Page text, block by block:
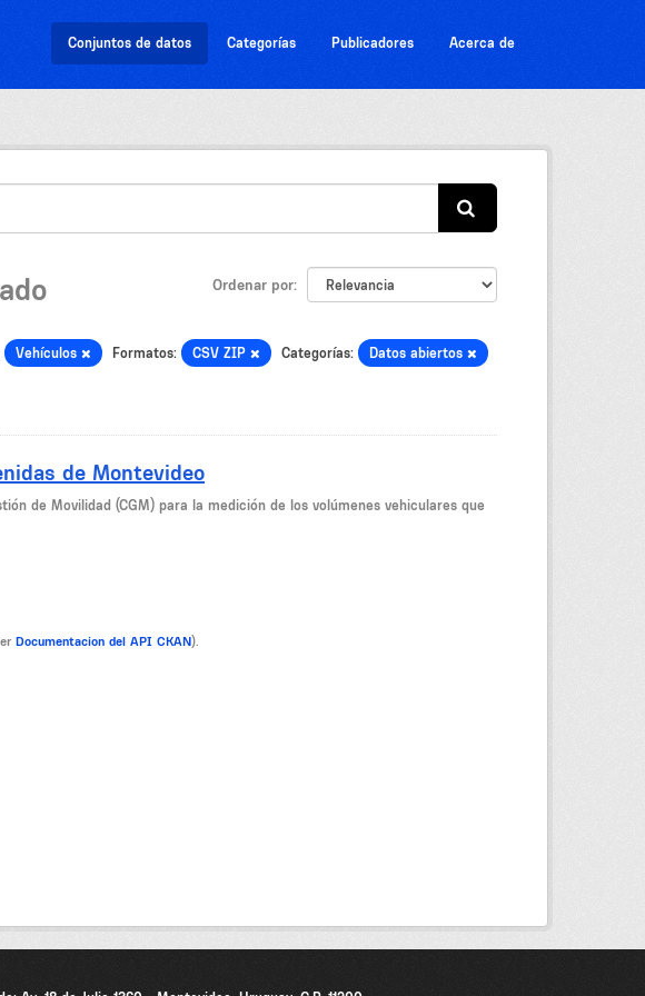
Conjuntos de datos Categorías Publicadores Acerca de
Ordenar por
Vehículos Formatos: CSV ZIP Categorías: Datos abiertos
de Montevideo
de Movilidad (CGM) para la medición de los volúmenes vehiculares que
Documentacion del API CKAN).